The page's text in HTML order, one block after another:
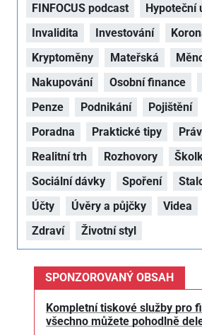
FINFOCUS podcast
Hypoteční
Invalidita
Investování
Kryptoměny
Mateřská
Nakupování
Osobní finance
Penze
Podnikání Pojištění
Poradna
Praktické tipy
Realitní trh
Rozhovory
Sociální dávky
Spoření
Účty
Úvěry a půjčky Videa
Zdraví
Životní styl
SPONZOROVANÝ OBSAH
Kompletní tiskové služby pro
všechno můžete pohodlně